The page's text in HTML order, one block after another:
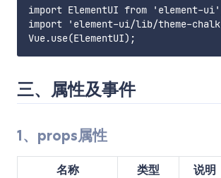
import ElementUI from 'element-
import 'element-ui/lib/theme-
三、属性及事件
1、props属性
名称 类型 说明